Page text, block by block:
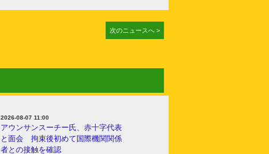
次のニュースへ >
2026-08-07 11:00
アウンサンスーチー氏、赤十字代表
と面会 拘束後初めて国際機関関係
者との接触を確認